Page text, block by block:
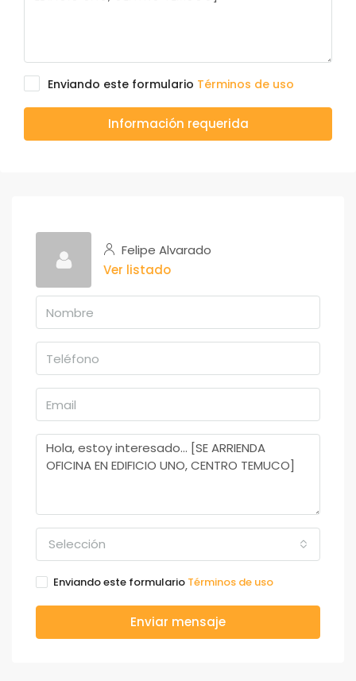
Enviando este formulario Términos de uso
Información requerida
Felipe Alvarado
Ver listado
Selección
Enviando este formulario Términos de uso
Enviar mensaje